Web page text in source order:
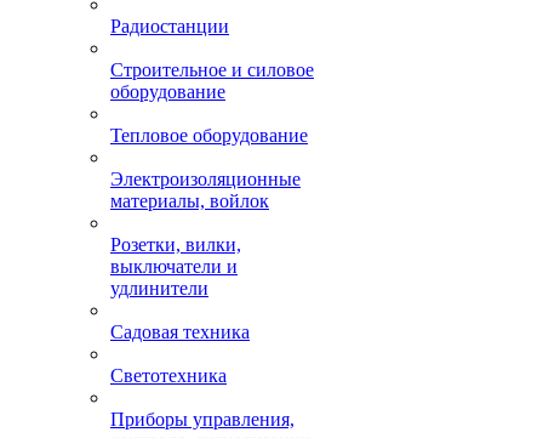
Радиостанции
Строительное и силовое
оборудование
Тепловое оборудование
Электроизоляционные
материалы, войлок
Розетки, вилки,
выключатели и
удлинители
Садовая техника
Светотехника
Приборы управления,